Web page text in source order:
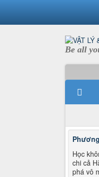
Be all
Học
chi cả
phá vô